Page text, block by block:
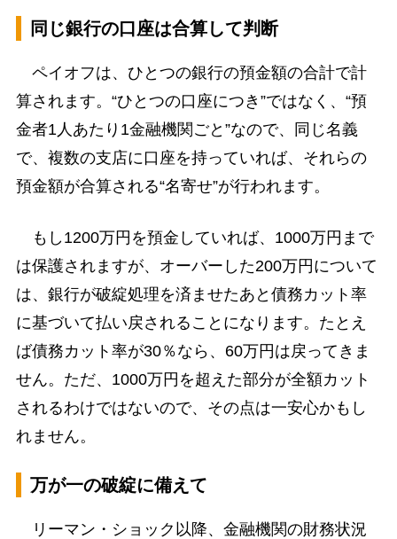
同じ銀行の口座は合算して判断
ペイオフは、ひとつの銀行の預金額の合計で計
算されます。“ひとつの口座につき”ではなく、“預
金者1人あたり1金融機関ごと”なので、同じ名義
で、複数の支店に口座を持っていれば、それらの
預金額が合算される“名寄せ”が行われます。
もし1200万円を預金していれば、1000万円まで
は保護されますが、オーバーした200万円について
は、銀行が破綻処理を済ませたあと債務カット率
に基づいて払い戻されることになります。たとえ
ば債務カット率が30％なら、60万円は戻ってきま
せん。ただ、1000万円を超えた部分が全額カット
されるわけではないので、その点は一安心かもし
れません。
万が一の破綻に備えて
リーマン・ショック以降、金融機関の財務状況